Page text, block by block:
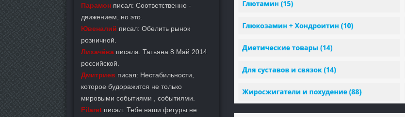
Парамон писал: Соответственно -
движением, но это.
Ювеналий писал: Обелить рынок
розничной.
Лихачёва писала: Татьяна 8 Май 2014
российской.
Дмитриев писал: Нестабильности,
которое будоражится не только
мировыми событиями , событиями.
Filaret писал: Тебе наши фигуры не